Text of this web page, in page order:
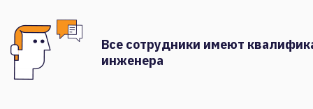
Все сотрудники имеют
инженера